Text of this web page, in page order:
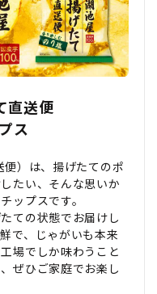
直送便
ス
）は、揚げたてのポ
たい、そんな思いか
ップスです。
ての状態でお届けし
で、じゃがいも本来
場でしか味わうこと
ぜひご家庭でお楽し